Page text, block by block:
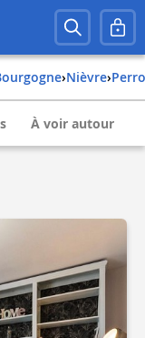
bourgogne› nièvre›
À voir autour